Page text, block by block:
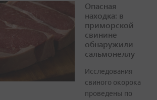
Опасная
находка: в
приморской
свинине
обнаружили
сальмонеллу
Исследования
свиного окорока
проведены по